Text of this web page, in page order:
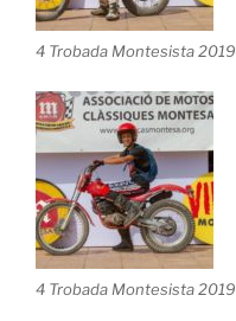
4 Trobada Montesista 2019
4 Trobada Montesista 2019